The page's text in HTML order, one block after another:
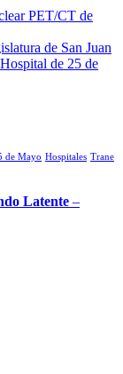
PET/CT de
de San Juan
de 25 de
de Mayo Hospitales Trane
Latente –